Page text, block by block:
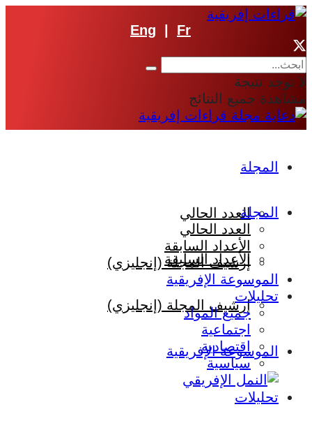
Eng Fr
لا توجد نتيجة
مشاهدة جميع النتائج
المجلة
العدد الحالي
الأعداد السابقة
إرشيف المجلة (إنجليزي)
الموسوعة الإفريقية
تحليلات
المجلة
العدد الحالي
الأعداد السابقة
إرشيف المجلة (إنجليزي)
الموسوعة الإفريقية
تحليلات
جميع المواد
اجتماعية
اقتصادية
سياسية